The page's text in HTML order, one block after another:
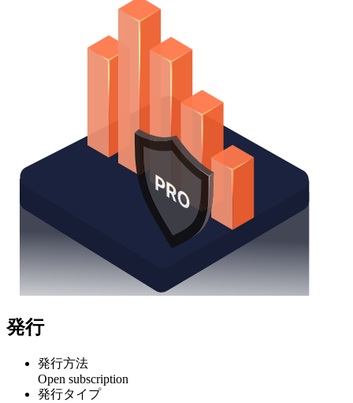
発行
発行方法
Open subscription
発行タイプ